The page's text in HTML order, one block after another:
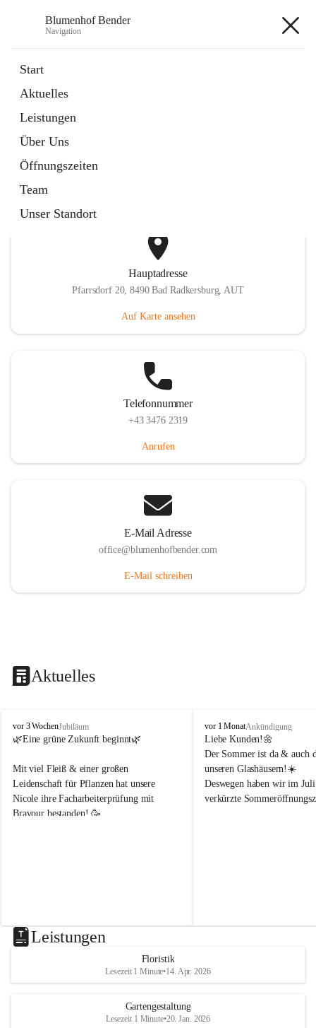
Blumenhof Bender
Navigation
Start
Aktuelles
Leistungen
Über Uns
Öffnungszeiten
Team
Unser Standort
Externe Webseite
in
Tab
INSTAGRAM
Externe Webseite
öffnet
in
neuem
Tab
Hauptadresse
Pfarrsdorf 20, 8490 Bad Radkersburg, AUT
Auf Karte ansehen
Telefonnummer
+43 3476 2319
Anrufen
E-Mail Adresse
office@blumenhofbender.com
E-Mail schreiben
Aktuelles
B
l
m
e
n
h
o
vor 3 WochenJubiläum
🌿Eine grüne Zukunft beginnt🌿
Mit viel Fleiß & einer großen
Leidenschaft für Pflanzen hat unsere
Nicole ihre Facharbeiterprüfung mit
Bravour bestanden! 🥳
B
l
u
m
e
n
h
vor 1 MonatAnkündigung
Liebe Kunden!🌼
Der Sommer ist da & auch
unseren Glashäusern!☀️
Deswegen haben wir im
verkürzte
ein kleines Mitbringserl,
Leistungen
Floristik
Lesezeit 1 Minute•14. Apr. 2026
Gartengestaltung
Lesezeit 1 Minute•20. Jan. 2026